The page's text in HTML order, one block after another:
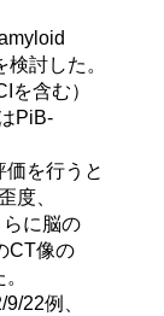
討した。
を含む）
PiB-
を行うと
度、
に脳の
CT像の
22例、